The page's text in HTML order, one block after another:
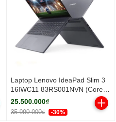
Laptop Lenovo IdeaPad Slim 3
16IWC11 83RS001NVN (Core 5
320H/ 16GB/ 512GB SSD/ 16
inch WUXGA/ Win11/ Grey/ Vỏ
nhôm/ 2Y)
25.500.000₫
35.990.000₫ -30%